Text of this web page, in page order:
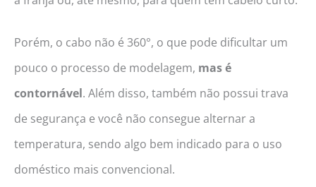
Porém, o cabo não é 360°, o que pode dificultar um
pouco o processo de modelagem, mas é
contornável. Além disso, também não possui trava
de segurança e você não consegue alternar a
temperatura, sendo algo bem indicado para o uso
doméstico mais convencional.